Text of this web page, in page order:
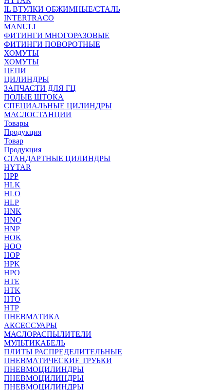
IL ВТУЛКИ ОБЖИМНЫЕ/СТАЛЬ
INTERTRACO
MANULI
ФИТИНГИ МНОГОРАЗОВЫЕ
ФИТИНГИ ПОВОРОТНЫЕ
ХОМУТЫ
ХОМУТЫ
ЦЕПИ
ЦИЛИНДРЫ
ЗАПЧАСТИ ДЛЯ ГЦ
ПОЛЫЕ ШТОКА
СПЕЦИАЛЬНЫЕ ЦИЛИНДРЫ
МАСЛОСТАНЦИИ
Товары
Продукция
Товар
Продукция
СТАНДАРТНЫЕ ЦИЛИНДРЫ
HYTAR
HPP
HLK
HLO
HLP
HNK
HNO
HNP
HOK
HOO
HOP
HPK
HPO
HTE
HTK
HTO
HTP
ПНЕВМАТИКА
АКСЕССУАРЫ
МАСЛОРАСПЫЛИТЕЛИ
МУЛЬТИКАБЕЛЬ
ПЛИТЫ РАСПРЕДЕЛИТЕЛЬНЫЕ
ПНЕВМАТИЧЕСКИЕ ТРУБКИ
ПНЕВМОЦИЛИНДРЫ
ПНЕВМОЦИЛИНДРЫ
ПНЕВМОЦИЛИНДРЫ